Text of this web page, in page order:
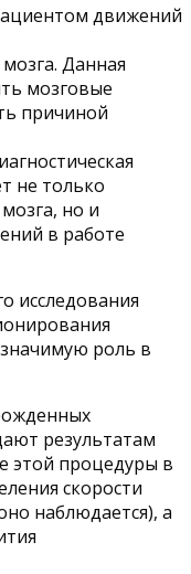
движений
Данная
мозговые
причиной
не только
но и
в работе
исследования
роль в
результатам
этой процедуры в
скорости
наблюдается), а